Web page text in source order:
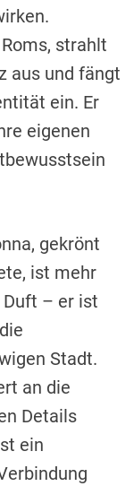
strahlt
aus und fängt
ein. Er
eigenen
gekrönt
ist mehr
Duft – er ist
Stadt.
an die
Details
ein